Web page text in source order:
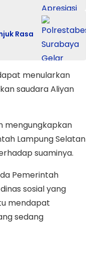
Rasa
menularkan
saudara Aliyan
mengungkapkan
Lampung Selatan
suaminya.
Pemerintah
sosial yang
mendapat
sedang